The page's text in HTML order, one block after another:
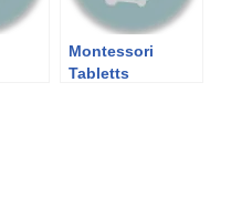
Montessori
Tabletts